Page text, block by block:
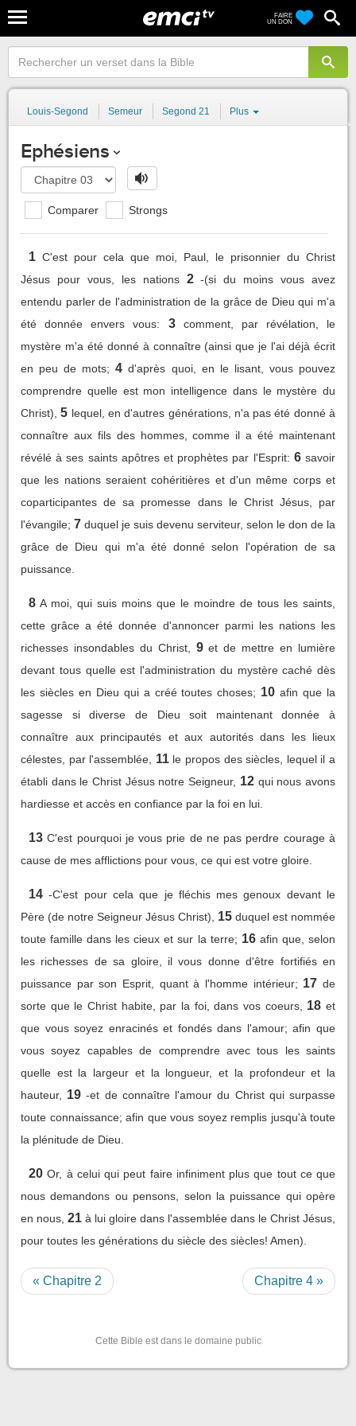
FAIRE
UN DON
Louis-Segond Semeur Segond 21 Plus
Ephésiens
Comparer Strongs
1 C'est pour cela que moi, Paul, le prisonnier du Christ
Jésus pour vous, les nations 2 -(si du moins vous avez
entendu parler de l'administration de la grâce de Dieu qui m'a
été donnée envers vous:
3
comment, par révélation, le
mystère m'a été donné à connaître (ainsi que je l'ai déjà écrit
en peu de mots; 4 d'après quoi, en le lisant, vous pouvez
comprendre quelle est mon intelligence dans le mystère du
Christ), 5 lequel, en d'autres générations, n'a pas été donné à
connaître aux fils des hommes, comme il a été maintenant
révélé à ses saints apôtres et prophètes par l'Esprit: 6 savoir
que les nations seraient cohéritières et d'un même corps et
coparticipantes de sa promesse dans le Christ Jésus, par
l'évangile; 7 duquel je suis devenu serviteur, selon le don de la
grâce de Dieu qui m'a été donné selon l'opération de sa
puissance.
8 A moi, qui suis moins que le moindre de tous les saints,
cette grâce a été donnée d'annoncer parmi les nations les
richesses insondables du Christ,
9 et de mettre en lumière
devant tous quelle est l'administration du mystère caché dès
les siècles en Dieu qui a créé toutes choses; 10 afin que la
sagesse si diverse de Dieu soit maintenant donnée à
connaître aux principautés et aux autorités dans les lieux
célestes, par l'assemblée,
11 le propos des siècles, lequel il a
établi dans le Christ Jésus notre Seigneur, 12 qui nous avons
hardiesse et accès en confiance par la foi en lui.
13 C'est pourquoi je vous prie de ne pas perdre courage à
cause de mes afflictions pour vous, ce qui est votre gloire.
14 -C'est pour cela que je fléchis mes genoux devant le
Père (de notre Seigneur Jésus Christ),
15 duquel est nommée
toute famille dans les cieux et sur la terre; 16 afin que, selon
les richesses de sa gloire, il vous donne d'être fortifiés en
puissance par son Esprit, quant à l'homme intérieur; 17 de
sorte que le Christ habite, par la foi, dans vos coeurs,
18 et
que vous soyez enracinés et fondés dans l'amour; afin que
vous soyez capables de comprendre avec tous les saints
quelle est la largeur et la longueur, et la profondeur et la
hauteur,
19 -et de connaître l'amour du Christ qui surpasse
toute connaissance; afin que vous soyez remplis jusqu'à toute
la plénitude de Dieu.
20 Or, à celui qui peut faire infiniment plus que tout ce que
nous demandons ou pensons, selon la puissance qui opère
en nous, 21 à lui gloire dans l'assemblée dans le Christ Jésus,
pour toutes les générations du siècle des siècles! Amen).
« Chapitre 2 Chapitre 4 »
Cette Bible est dans le domaine public